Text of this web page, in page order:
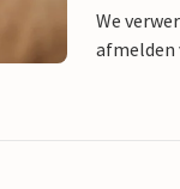
We
afmelden